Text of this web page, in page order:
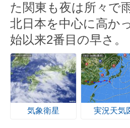
た関東も夜は所々で
北日本を中心に高か
始以来2番目の早さ。
気象衛星 実況天気